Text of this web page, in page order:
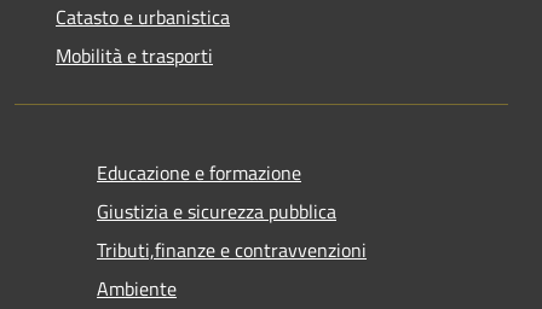
Catasto e urbanistica
Mobilità e trasporti
Educazione e formazione
Giustizia e sicurezza pubblica
Tributi,finanze e contravvenzioni
Ambiente